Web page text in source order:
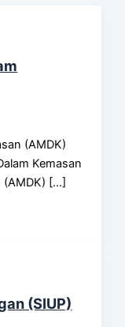
(AMDK)
Kemasan
(AMDK) […]
(SIUP)